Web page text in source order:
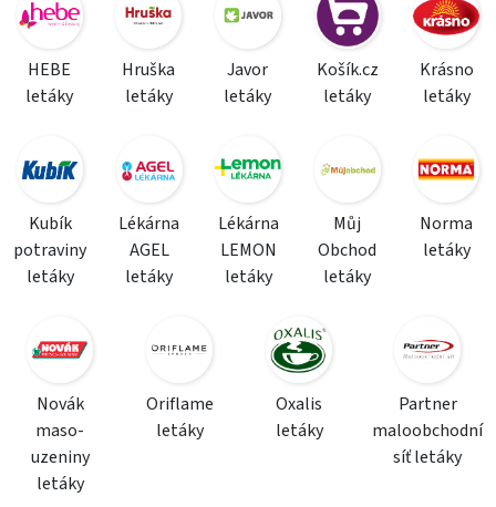
HEBE
letáky
Hruška
letáky
Javor
letáky
Košík.cz
letáky
Krásno
letáky
Kubík
potraviny
letáky
Lékárna
AGEL
letáky
Lékárna
LEMON
letáky
Můj
Obchod
letáky
Norma
letáky
Novák
maso-
uzeniny
letáky
Oriflame
letáky
Oxalis
letáky
Partner
maloobchodní
síť letáky